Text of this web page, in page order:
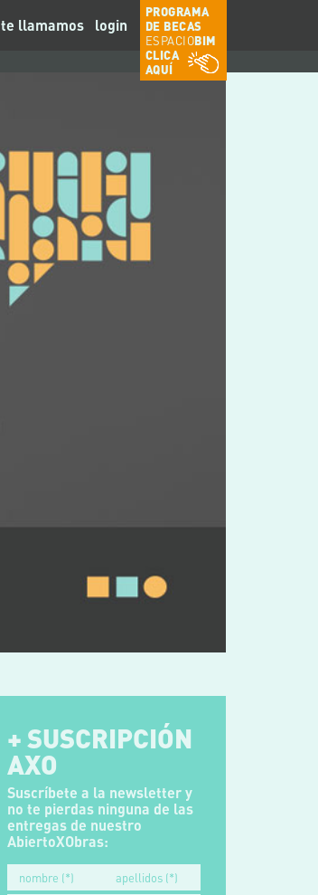
te llamamos login
PROGRAMA
DE BECAS
ESPACIOBIM
CLICA
AQUÍ
+ SUSCRIPCIÓN
AXO
Suscríbete a la newsletter y
no te pierdas ninguna de las
entregas de nuestro
AbiertoXObras: